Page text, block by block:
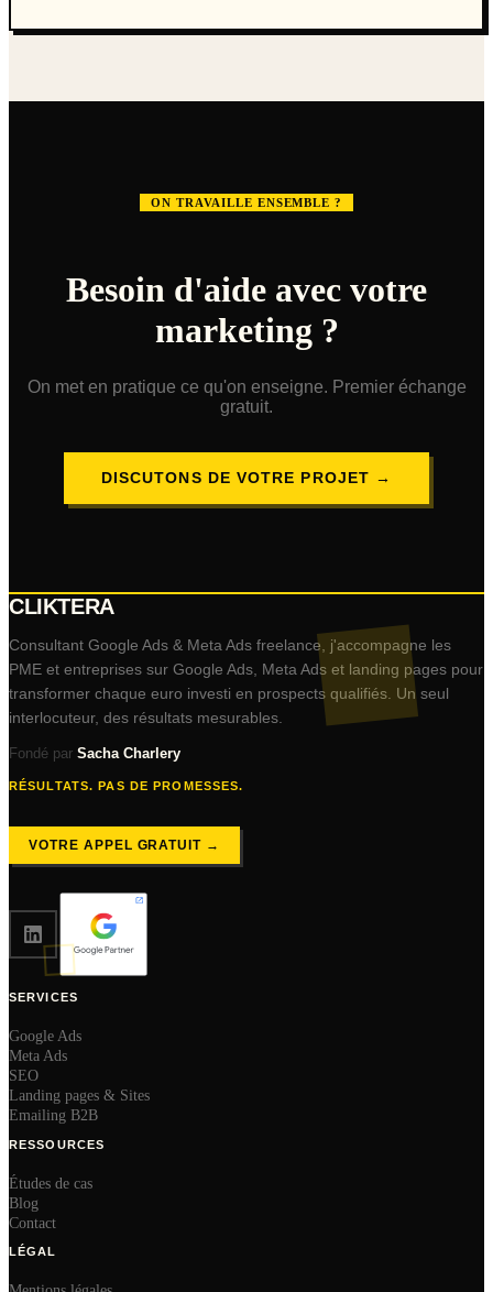
ON TRAVAILLE ENSEMBLE ?
Besoin d'aide avec votre
marketing ?
On met en pratique ce qu'on enseigne. Premier échange
gratuit.
DISCUTONS DE VOTRE PROJET →
CLIKTERA
Consultant Google Ads & Meta Ads freelance, j'accompagne les
PME et entreprises sur Google Ads, Meta Ads et landing pages pour
transformer chaque euro investi en prospects qualifiés. Un seul
interlocuteur, des résultats mesurables.
Fondé par Sacha Charlery
RÉSULTATS. PAS DE PROMESSES.
VOTRE APPEL GRATUIT →
SERVICES
Google Ads
Meta Ads
SEO
Landing pages & Sites
Emailing B2B
RESSOURCES
Études de cas
Blog
Contact
LÉGAL